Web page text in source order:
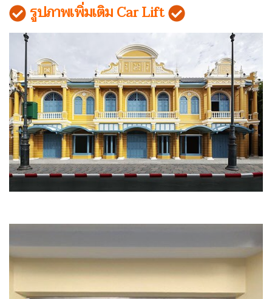
รูปภาพเพิ่มเติม Car Lift